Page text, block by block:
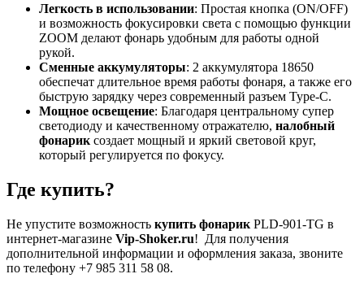
Легкость в использовании: Простая кнопка (ON/OFF)
и возможность фокусировки света с помощью функции
ZOOM делают фонарь удобным для работы одной
рукой.
Сменные аккумуляторы: 2 аккумулятора 18650
обеспечат длительное время работы фонаря, а также его
быструю зарядку через современный разъем Type-C.
Мощное освещение: Благодаря центральному супер
светодиоду и качественному отражателю, налобный
фонарик создает мощный и яркий световой круг,
который регулируется по фокусу.
Где купить?
Не упустите возможность купить фонарик PLD-901-TG в
интернет-магазине Vip-Shoker.ru! Для получения
дополнительной информации и оформления заказа, звоните
по телефону +7 985 311 58 08.